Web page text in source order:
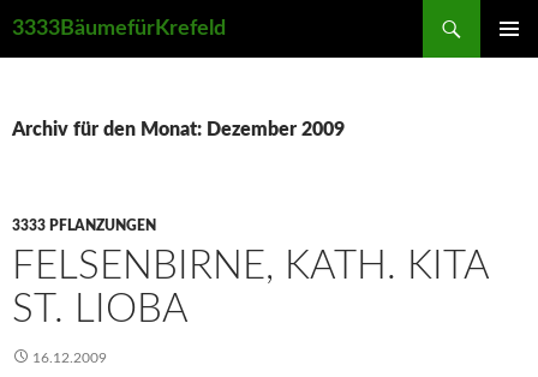
3333BäumefürKrefeld
Archiv für den Monat: Dezember 2009
3333 PFLANZUNGEN
FELSENBIRNE, KATH. KITA
ST. LIOBA
16.12.2009